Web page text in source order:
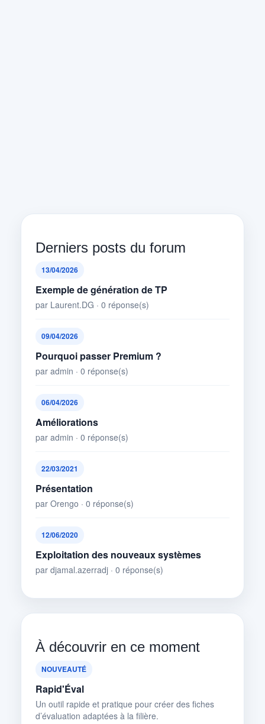
Derniers posts du forum
13/04/2026
Exemple de génération de TP
par Laurent.DG · 0 réponse(s)
09/04/2026
Pourquoi passer Premium ?
par admin · 0 réponse(s)
06/04/2026
Améliorations
par admin · 0 réponse(s)
22/03/2021
Présentation
par Orengo · 0 réponse(s)
12/06/2020
Exploitation des nouveaux systèmes
par djamal.azerradj · 0 réponse(s)
À découvrir en ce moment
NOUVEAUTÉ
Rapid'Éval
Un outil rapide et pratique pour créer des fiches
d’évaluation adaptées à la filière.